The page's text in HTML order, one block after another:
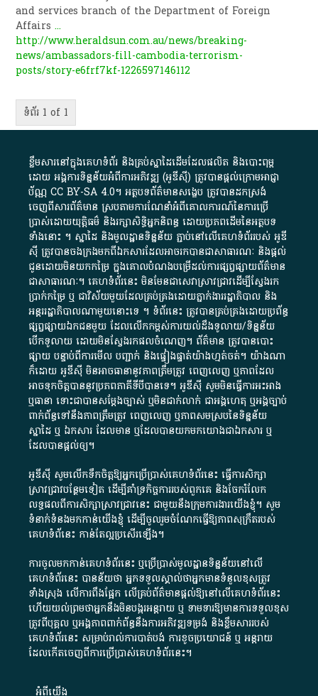
and services branch of the Department of Foreign
Affairs...
http://www.heraldsun.com.au/news/breaking-
news/ambassadors-fill-cambodia-terrorism-
posts/story-e6frf7kf-1226597146112
ទំព័រ 1 of 1
ខ្លឹមសារ​នៅ​ក្នុង​គេហទំព័រ និង​គ្រប់​ស្នា​ដៃ​ដើម​ដែល​ផលិត​ និង​បោះពុម្ព​
ដោយ​ អង្គការ​ទិន្នន័យ​អំពី​ការអភិវឌ្ឍ​​ (អូ​ឌី​ស៊ី)​ ត្រូវ​បាន​ផ្តល់​ក្រោម​អាជ្ញា
ប័ណ្ណ​CC BY-SA 4.0។​ អត្ថបទ​ព័ត៌មាន​សង្ខេប​ ត្រូវ​បាន​ដកស្រង់​
ចេញពី​សារព័ត៌មាន ស្របតាមការ​ណែនាំ​អំពី​គោលការណ៍​នៃ​ការ​ប្រើ
ប្រាស់​ដោយ​យុត្តិធម៌​ និង​រក្សាសិទ្ធិអ្នកនិពន្ធ ដោយ​ប្រភពដើម​នៃ​​អត្ថបទ
ទាំង​នោះ​ ។​ ស្នាដៃ​ និង​មូលដ្ឋាន​ទិន្នន័យ ​ភ្ជាប់​នៅ​លើ​គេហទំព័រ​របស់​ អូ​ឌី​
ស៊ី​ ត្រូវ​បាន​ចងក្រង​មក​ពី​ឯកសារ​ដែល​អាច​រក​បានជា​សាធារណៈ​ និង​ផ្តល់​
ជូន​ដោយ​មិន​យក​កម្រៃ​ ក្នុង​គោលបំណង​បម្រើ​ដល់ការ​ផ្សព្វផ្សាយ​ព័ត៌មាន​
ជា​សាធារណៈ​។​ គេហទំព័រ​នេះ​ មិនមែន​ជា​សេវា​ស្រាវជ្រាវ​ដើម្បី​ស្វែងរក
ប្រាក់​កម្រៃ​ ឬ​ ជា​វិស័យ​មួយ​ដែល​គ្រប់គ្រង​ដោយ​ភ្នាក់ងារ​រដ្ឋាភិបាល​ និង ​
អន្តររដ្ឋាភិបាល​ណាមួយ​នោះ​ទេ ​។​ ទំព័រ​នេះ​ ត្រូវ​បាន​គ្រប់គ្រង​ដោយ​ប្រព័ន្ធ​
ផ្សព្វផ្សាយ​ឯកជន​មួយ​ ដែល​លើកកម្ពស់​ការ​យល់​ដឹង​ទូលាយ​/​ទិន្នន័យ​
បើក​ទូលាយ​ ដោយ​មិនស្វែង​រក​ផល​ចំណេញ​។​ ព័ត៌មាន​ ត្រូវ​បាន​បោះ
ផ្សាយ​ បន្ទាប់​ពី​ការ​មើល​ បញ្ជាក់​ និង​ផ្ទៀងផ្ទាត់​យ៉ាង​ហ្មត់ចត់​។​ យ៉ាងណា​
ក៏​ដោយ​ អូ​ឌី​ស៊ី​ មិន​អាច​ធានា​នូវ​ភាព​ត្រឹមត្រូវ​ ពេញលេញ​ ឬ​ភាព​ដែល​
អាច​ទុកចិត្ត​បាននូវ​ប្រភព​ភាគី​ទី​បី​បាន​ទេ​។​ អូ​ឌី​ស៊ី​ សូម​មិន​ធ្វើការ​អះអាង​
ឬ​ធានា​ ទោះជា​បាន​សម្តែង​ច្បាស់​ ឬ​មិន​ជាក់លាក់​ ជា​អង្គហេតុ​ ឬ​អង្គច្បាប់​
ពាក់ព័ន្ធ​ទៅ​នឹង​ភាព​ត្រឹមត្រូវ​ ពេញលេញ​ ឬ​ភាព​សម​ស្រប​នៃ​ទិន្នន័យ​
ស្នាដៃ​ ឬ​ ឯកសារ​ ដែល​មាន​ ឬ​ដែល​បាន​យក​មក​យោង​ជា​ឯកសារ​ ឬ​
ដែល​បាន​ផ្តល់​ឲ្យ​។
អូឌីស៊ី សូមលើកទឹកចិត្តឱ្យអ្នកប្រើប្រាស់គេហទំព័រនេះ ធ្វើការសិក្សា
ស្រាវជ្រាវបន្ថែមទៀត ដើម្បីគាំទ្រកិច្ចការ​របស់ពួកគេ និងចែករំលែក
លទ្ធផលពីការសិក្សាស្រាវជ្រាវនេះ ជាមួយនឹងក្រុមការងារយើងខ្ញុំ។ សូម
ទំនាក់ទំនងមកកាន់យើងខ្ញុំ ដើម្បីចូលរួមចំណែកធ្វើឱ្យភាពសុក្រឹតរបស់
គេហទំព័នេះ កាន់តែល្អប្រសើរឡើង។
ការចូលមកកាន់គេហទំព័រនេះ ឬប្រើប្រាស់មូលដ្ឋានទិន្នន័យនៅលើ
គេហទំព័រនេះ បានន័យថា អ្នកទទួលស្គាល់ថាអ្នកមានទំនួលខុសត្រូវ
ទាំងស្រុង លើការពឹងផ្អែក លើគ្រប់ព័ត៌មានផ្តល់ឱ្យនៅលើគេហទំព័រនេះ
ហើយយល់ព្រមថាអ្នកនឹងមិនបង្ករអន្តរាយ ឬ ទាមទារ​ឱ្យមានការទទួលខុស​
ត្រូវពីបុគ្គល ឬអង្គភាពពាក់ព័ន្ធនឹងការអភិវឌ្ឍទម្រង់ និងខ្លឹមសាររបស់
គេហទំព័រនេះ សម្រាប់រាល់ការបាត់បង់ ការខូចប្រយោជន៍ ឬ អន្តរាយ
ដែលកើតចេញពីការប្រើប្រាស់គេហទំព័រនេះ។
អំពី​យើង​